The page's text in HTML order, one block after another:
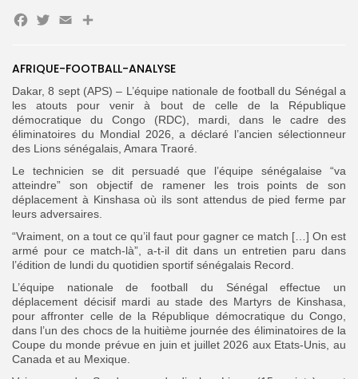
Search
for:
FR
AFRIQUE-FOOTBALL-ANALYSE
Dakar, 8 sept (APS) – L’équipe nationale de football du Sénégal a
les atouts pour venir à bout de celle de la République
démocratique du Congo (RDC), mardi, dans le cadre des
éliminatoires du Mondial 2026, a déclaré l’ancien sélectionneur
des Lions sénégalais, Amara Traoré.
Le technicien se dit persuadé que l’équipe sénégalaise “va
atteindre” son objectif de ramener les trois points de son
déplacement à Kinshasa où ils sont attendus de pied ferme par
leurs adversaires.
“Vraiment, on a tout ce qu’il faut pour gagner ce match […] On est
armé pour ce match-là”, a-t-il dit dans un entretien paru dans
l’édition de lundi du quotidien sportif sénégalais Record.
L’équipe nationale de football du Sénégal effectue un
déplacement décisif mardi au stade des Martyrs de Kinshasa,
pour affronter celle de la République démocratique du Congo,
dans l’un des chocs de la huitième journée des éliminatoires de la
Coupe du monde prévue en juin et juillet 2026 aux Etats-Unis, au
Canada et au Mexique.
Facebook
Twitter
EmailPartager